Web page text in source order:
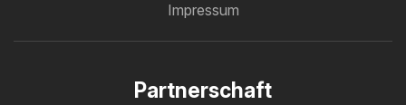
Impressum
Partnerschaft